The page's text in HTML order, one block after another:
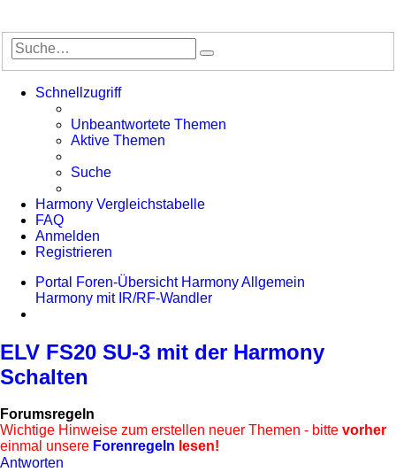
Suche
Suche
Schnellzugriff
Unbeantwortete Themen
Aktive Themen
Suche
Harmony Vergleichstabelle
FAQ
Anmelden
Registrieren
Portal
Foren-Übersicht Harmony Allgemein
Harmony mit IR/RF-Wandler
ELV FS20 SU-3 mit der Harmony
Schalten
Forumsregeln
Wichtige Hinweise zum erstellen neuer Themen - bitte vorher
einmal unsere Forenregeln lesen!
Antworten